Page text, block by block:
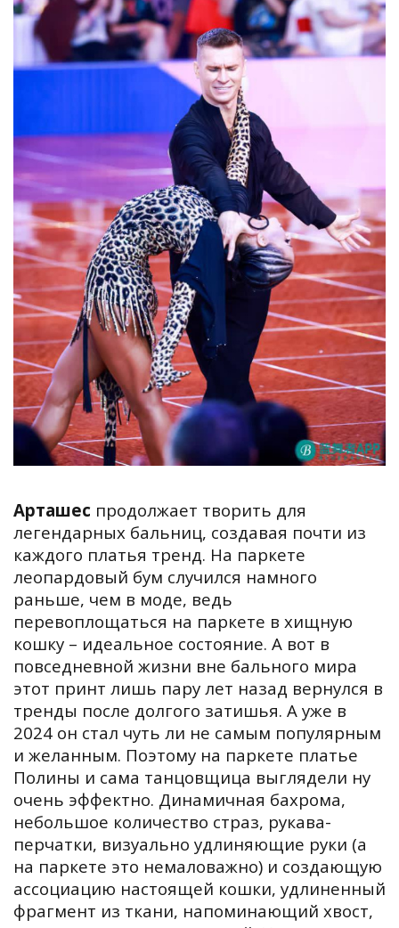
Арташес продолжает творить для
легендарных бальниц, создавая почти из
каждого платья тренд. На паркете
леопардовый бум случился намного
раньше, чем в моде, ведь
перевоплощаться на паркете в хищную
кошку – идеальное состояние. А вот в
повседневной жизни вне бального мира
этот принт лишь пару лет назад вернулся в
тренды после долгого затишья. А уже в
2024 он стал чуть ли не самым популярным
и желанным. Поэтому на паркете платье
Полины и сама танцовщица выглядели ну
очень эффектно. Динамичная бахрома,
небольшое количество страз, рукава-
перчатки, визуально удлиняющие руки (а
на паркете это немаловажно) и создающую
ассоциацию настоящей кошки, удлиненный
фрагмент из ткани, напоминающий хвост,